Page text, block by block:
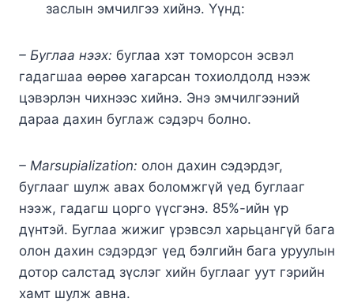
заслын эмчилгээ хийнэ. Үүнд:
– Буглаа нээх: буглаа хэт томорсон эсвэл
гадагшаа өөрөө хагарсан тохиолдолд нээж
цэвэрлэн чихнээс хийнэ. Энэ эмчилгээний
дараа дахин буглаж сэдэрч болно.
– Marsupialization: олон дахин сэдэрдэг,
буглааг шулж авах боломжгүй үед буглааг
нээж, гадагш цорго үүсгэнэ. 85%-ийн үр
дүнтэй. Буглаа жижиг үрэвсэл харьцангүй бага
олон дахин сэдэрдэг үед бэлгийн бага уруулын
дотор салстад зүслэг хийн буглааг уут гэрийн
хамт шулж авна.